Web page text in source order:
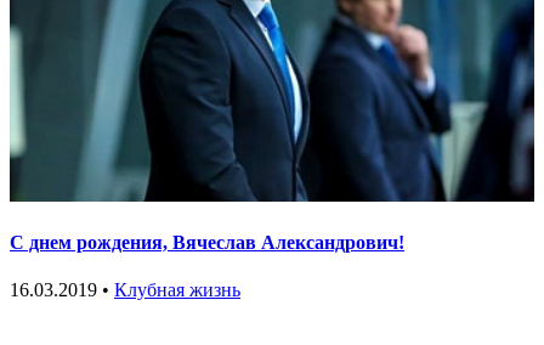
C днем рождения, Вячеслав Александрович!
16.03.2019 • Клубная жизнь